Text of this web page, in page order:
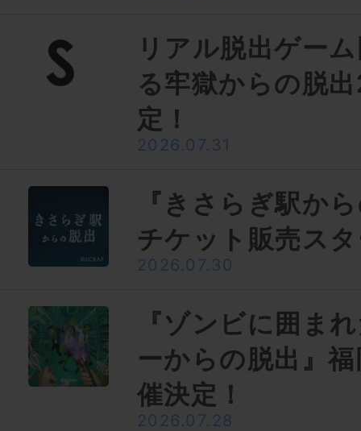
リアル脱出ゲー
る牢獄からの脱
定！
2026.07.31
『きさらぎ駅か
チケット販売ス
2026.07.30
『ゾンビに囲ま
ーからの脱出』
催決定！
2026.07.28